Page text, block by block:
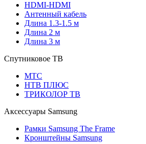
HDMI-HDMI
Антенный кабель
Длина 1.3-1.5 м
Длина 2 м
Длина 3 м
Спутниковое ТВ
МТС
НТВ ПЛЮС
ТРИКОЛОР ТВ
Аксессуары Samsung
Рамки Samsung The Frame
Кронштейны Samsung